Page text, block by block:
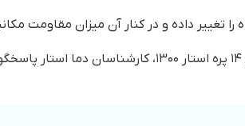
تغییر داده و در کنار آن میزان مقاومت